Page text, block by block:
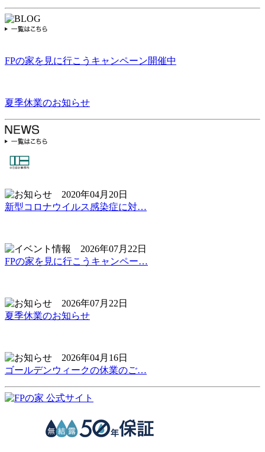
FPの家を見に行こうキャンペーン開催中
夏季休業のお知らせ
2020年04月20日
新型コロナウイルス感染症に対…
2026年07月22日
FPの家を見に行こうキャンペー…
2026年07月22日
夏季休業のお知らせ
2026年04月16日
ゴールデンウィークの休業のご…